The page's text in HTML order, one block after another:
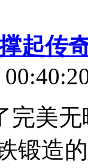
起传
完美
锻造